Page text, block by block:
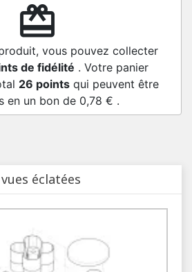
redeem
vous pouvez collecter
de fidélité . Votre panier
26 points qui peuvent être
en un bon de 0,78 € .
éclatées